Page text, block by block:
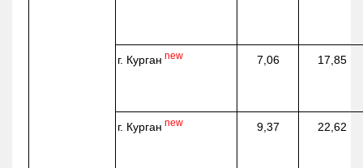
г. Курган new 7,06 17,85
г. Курган new 9,37 22,62